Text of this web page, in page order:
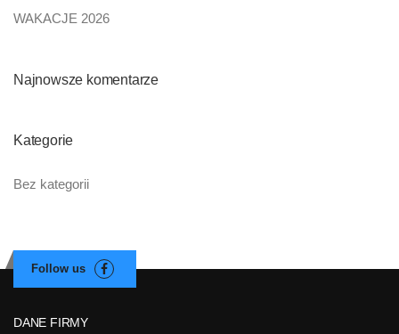
WAKACJE 2026
Najnowsze komentarze
Kategorie
Bez kategorii
DANE FIRMY